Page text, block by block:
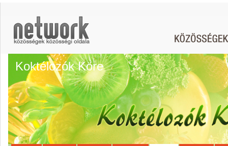
Koktélozók Köre